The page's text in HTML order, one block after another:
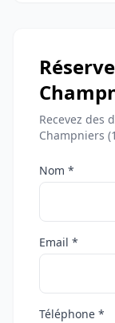
Recevez des
Champniers
Nom *
Email *
Téléphone *